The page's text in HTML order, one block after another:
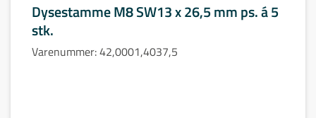
Dysestamme M8 SW13 x 26,5 mm ps. á 5
stk.
Varenummer:42,0001,4037,5